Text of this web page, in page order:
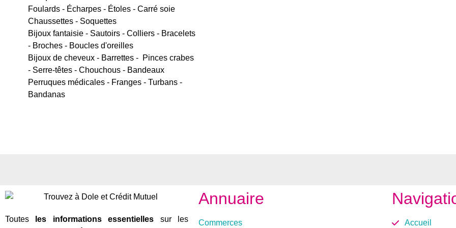
Foulards - Écharpes - Étoles - Carré soie
Chaussettes - Soquettes
Bijoux fantaisie - Sautoirs - Colliers - Bracelets
- Broches - Boucles d'oreilles
Bijoux de cheveux - Barrettes - Pinces crabes
- Serre-têtes - Chouchous - Bandeaux
Perruques médicales - Franges - Turbans -
Bandanas
Toutes les informations essentielles sur les
Annuaire
Commerces Accueil